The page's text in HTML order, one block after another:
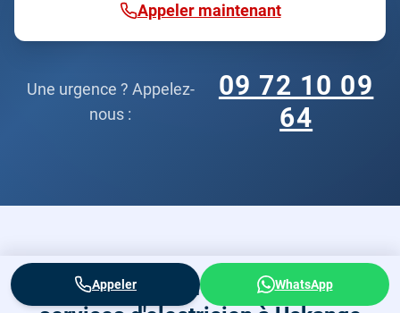
Appeler maintenant
Une urgence ? Appelez-
nous :
09 72 10 09
64
Questions fréquentes sur nos
Appeler WhatsApp